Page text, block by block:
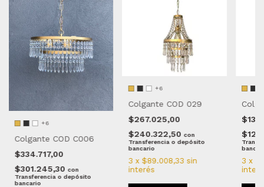
+6
Colgante COD C006
$334.717,00
$301.245,30 con
Transferencia o depósito
bancario
+6
Colgante COD 029
$267.025,00
$240.322,50 con
Transferencia o depósito
bancario
3 x $89.008,33 sin
interés
3 x